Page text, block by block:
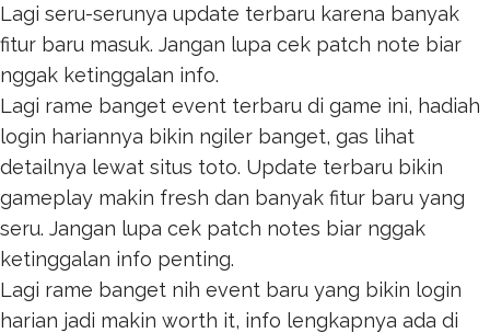
Lagi seru-serunya update terbaru karena banyak
fitur baru masuk. Jangan lupa cek patch note biar
nggak ketinggalan info.
Lagi rame banget event terbaru di game ini, hadiah
login hariannya bikin ngiler banget, gas lihat
detailnya lewat situs toto. Update terbaru bikin
gameplay makin fresh dan banyak fitur baru yang
seru. Jangan lupa cek patch notes biar nggak
ketinggalan info penting.
Lagi rame banget nih event baru yang bikin login
harian jadi makin worth it, info lengkapnya ada di